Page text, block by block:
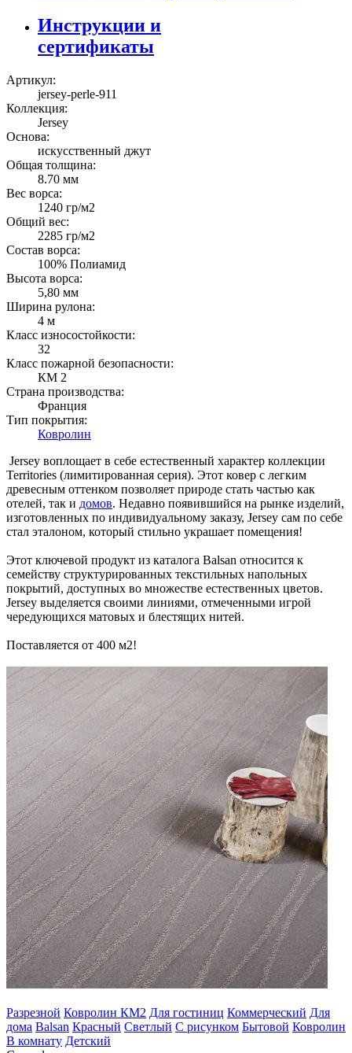
Инструкции и
сертификаты
Артикул:
jersey-perle-911
Коллекция:
Jersey
Основа:
искусственный джут
Общая толщина:
8.70 мм
Вес ворса:
1240 гр/м2
Общий вес:
2285 гр/м2
Состав ворса:
100% Полиамид
Высота ворса:
5,80 мм
Ширина рулона:
4 м
Класс износостойкости:
32
Класс пожарной безопасности:
КМ 2
Страна производства:
Франция
Тип покрытия:
Ковролин
Jersey воплощает в себе естественный характер коллекции
Territories (лимитированная серия). Этот ковер с легким
древесным оттенком позволяет природе стать частью как
отелей, так и домов. Недавно появившийся на рынке изделий,
изготовленных по индивидуальному заказу, Jersey сам по себе
стал эталоном, который стильно украшает помещения!
Этот ключевой продукт из каталога Balsan относится к
семейству структурированных текстильных напольных
покрытий, доступных во множестве естественных цветов.
Jersey выделяется своими линиями, отмеченными игрой
чередующихся матовых и блестящих нитей.
Поставляется от 400 м2!
Разрезной Ковролин КМ2 Для гостиниц Коммерческий Для
дома Balsan Красный Светлый С рисунком Бытовой Ковролин
В комнату Детский